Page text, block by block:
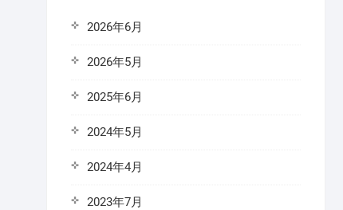
2026年6月
2026年5月
2025年6月
2024年5月
2024年4月
2023年7月